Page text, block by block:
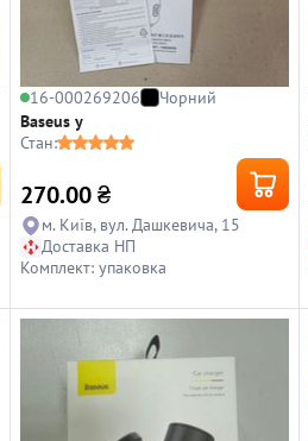
16-000269206
Чорний
Baseus y
Стан:
270.00 ₴
м. Київ, вул. Дашкевича, 15
Доставка НП
Комплект: упаковка